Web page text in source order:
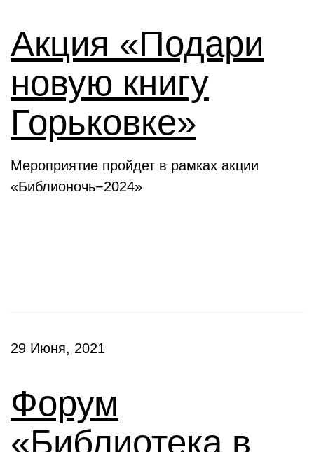
Акция «Подари
новую книгу
Горьковке»
Мероприятие пройдет в рамках акции
«Библионочь−2024»
29 Июня, 2021
Форум
«Библиотека в